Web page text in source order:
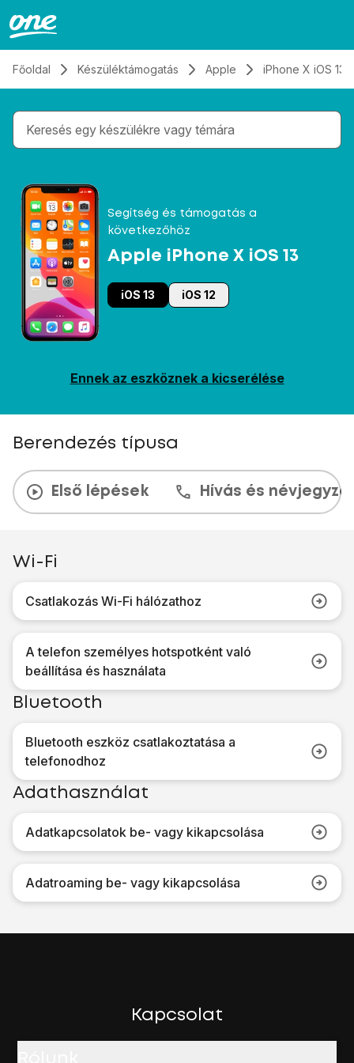
Főoldal Készüléktámogatás Apple iPhone X iOS 13
Gépelés közben megjelennek a keresési
Segítség és támogatás a
következőhöz
Apple iPhone X iOS 13
iOS 13 iOS 12
Ennek az eszköznek a kicserélése
Berendezés típusa
Első lépések Hívás és
Wi-Fi
Csatlakozás Wi-Fi hálózathoz
A telefon személyes hotspotként való
beállítása és használata
Bluetooth
Bluetooth eszköz csatlakoztatása a
telefonodhoz
Adathasználat
Adatkapcsolatok be- vagy kikapcsolása
Adatroaming be- vagy kikapcsolása
Kapcsolat